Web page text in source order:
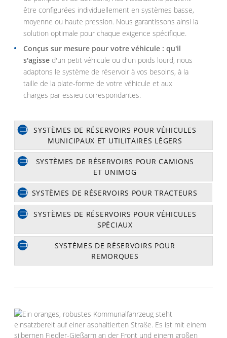
être configurées individuellement en systèmes basse,
moyenne ou haute pression. Nous garantissons ainsi la
solution optimale pour chaque exigence spécifique.
Conçus sur mesure pour votre véhicule : qu'il
s'agisse d'un petit véhicule ou d'un poids lourd, nous
adaptons le système de réservoir à vos besoins, à la
taille de la plate-forme de votre véhicule et aux
charges par essieu correspondantes.
SYSTÈMES DE RÉSERVOIRS POUR VÉHICULES
MUNICIPAUX ET UTILITAIRES LÉGERS
SYSTÈMES DE RÉSERVOIRS POUR CAMIONS
ET UNIMOG
SYSTÈMES DE RÉSERVOIRS POUR TRACTEURS
SYSTÈMES DE RÉSERVOIRS POUR VÉHICULES
SPÉCIAUX
SYSTÈMES DE RÉSERVOIRS POUR
REMORQUES